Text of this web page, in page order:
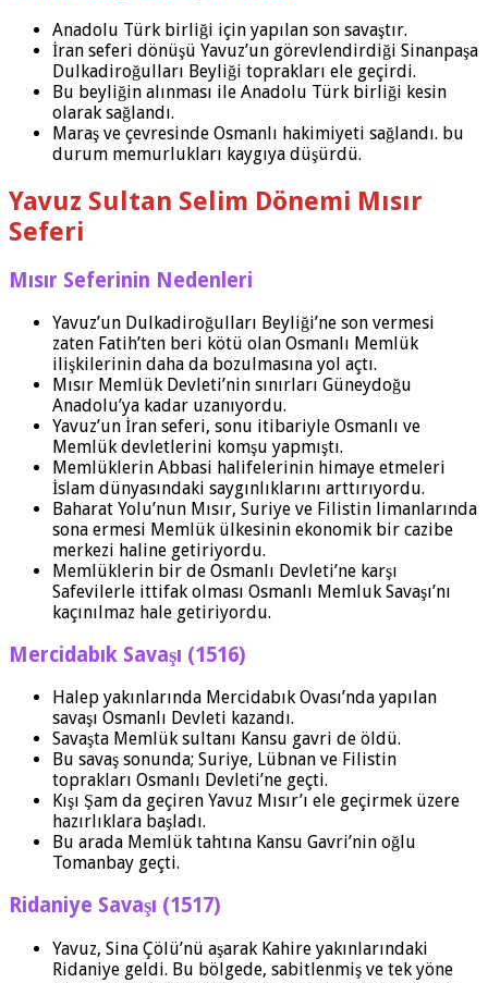
Anadolu Türk birliği için yapılan son savaştır.
İran seferi dönüşü Yavuz’un görevlendirdiği Sinanpaşa
Dulkadiroğulları Beyliği toprakları ele geçirdi.
Bu beyliğin alınması ile Anadolu Türk birliği kesin
olarak sağlandı.
Maraş ve çevresinde Osmanlı hakimiyeti sağlandı. bu
durum memurlukları kaygıya düşürdü.
Yavuz Sultan Selim Dönemi Mısır
Seferi
Mısır Seferinin Nedenleri
Yavuz’un Dulkadiroğulları Beyliği’ne son vermesi
zaten Fatih’ten beri kötü olan Osmanlı Memlük
ilişkilerinin daha da bozulmasına yol açtı.
Mısır Memlük Devleti’nin sınırları Güneydoğu
Anadolu’ya kadar uzanıyordu.
Yavuz’un İran seferi, sonu itibariyle Osmanlı ve
Memlük devletlerini komşu yapmıştı.
Memlüklerin Abbasi halifelerinin himaye etmeleri
İslam dünyasındaki saygınlıklarını arttırıyordu.
Baharat Yolu’nun Mısır, Suriye ve Filistin limanlarında
sona ermesi Memlük ülkesinin ekonomik bir cazibe
merkezi haline getiriyordu.
Memlüklerin bir de Osmanlı Devleti’ne karşı
Safevilerle ittifak olması Osmanlı Memluk Savaşı’nı
kaçınılmaz hale getiriyordu.
Mercidabık Savaşı (1516)
Halep yakınlarında Mercidabık Ovası’nda yapılan
savaşı Osmanlı Devleti kazandı.
Savaşta Memlük sultanı Kansu gavri de öldü.
Bu savaş sonunda; Suriye, Lübnan ve Filistin
toprakları Osmanlı Devleti’ne geçti.
Kışı Şam da geçiren Yavuz Mısır’ı ele geçirmek üzere
hazırlıklara başladı.
Bu arada Memlük tahtına Kansu Gavri’nin oğlu
Tomanbay geçti.
Ridaniye Savaşı (1517)
Yavuz, Sina Çölü’nü aşarak Kahire yakınlarındaki
Ridaniye geldi. Bu bölgede, sabitlenmiş ve tek yöne